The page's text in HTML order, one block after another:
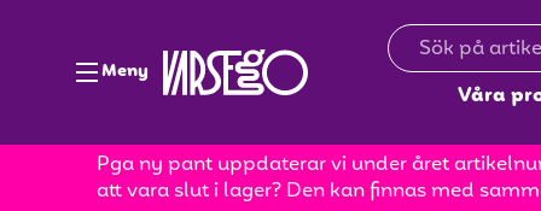
Meny
Våra
Pga ny pant uppdaterar vi under året
att vara slut i lager? Den kan finnas med